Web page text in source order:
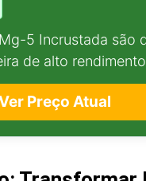
5 Incrustada são
de alto
Preço Atual